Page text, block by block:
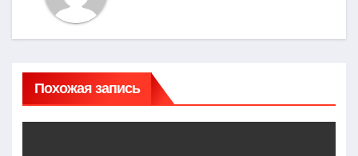
Похожая запись